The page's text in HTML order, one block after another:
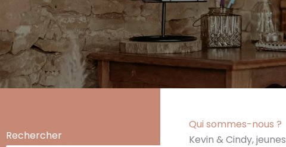
Rechercher
Qui sommes-nous ?
Kevin & Cindy,